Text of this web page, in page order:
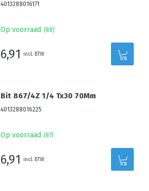
4013288016171
Op voorraad (88)
6,91 incl. BTW
Bit 867/4Z 1/4 Tx30 70Mm
4013288016225
Op voorraad (87)
6,91 incl. BTW